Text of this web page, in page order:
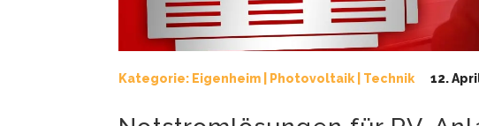
Kategorie: Eigenheim Photovoltaik Technik 12.